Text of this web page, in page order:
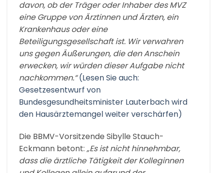
davon, ob der Träger oder Inhaber des MVZ
eine Gruppe von Ärztinnen und Ärzten, ein
Krankenhaus oder eine
Beteiligungsgesellschaft ist. Wir verwahren
uns gegen Äußerungen, die den Anschein
erwecken, wir würden dieser Aufgabe nicht
nachkommen.“ (Lesen Sie auch:
Gesetzesentwurf von
Bundesgesundheitsminister Lauterbach wird
den Hausärztemangel weiter verschärfen)
Die BBMV-Vorsitzende Sibylle Stauch-
Eckmann betont: „Es ist nicht hinnehmbar,
dass die ärztliche Tätigkeit der Kolleginnen